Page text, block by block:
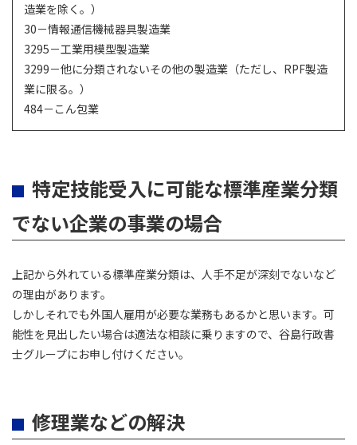
造業を除く。）
30－情報通信機械器具製造業
3295－工業用模型製造業
3299－他に分類されないその他の製造業（ただし、RPF製造
業に限る。）
484－こん包業
特定技能受入に可能な標準産業分類
でない企業の事業の場合
上記から外れている標準産業分類は、人手不足が深刻でないなど
の理由があります。
しかしそれでも外国人雇用が必要な業務もあるかと思います。可
能性を見出したい場合は適法な相談に乗りますので、谷島行政書
士グループにお申し付けください。
修理業などの解決